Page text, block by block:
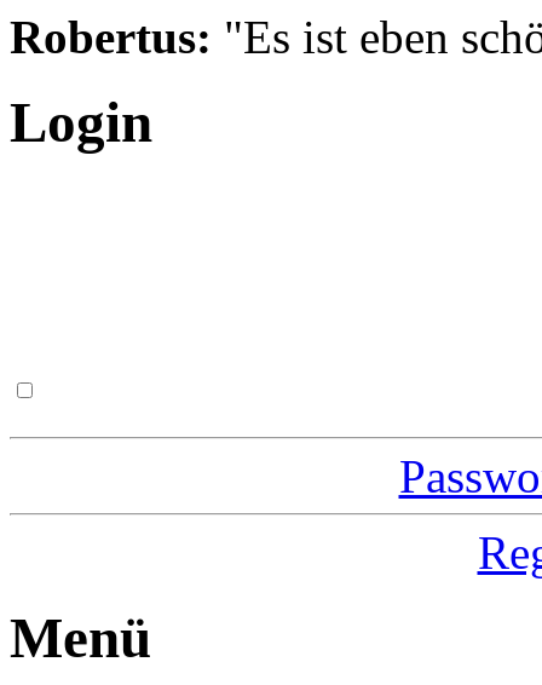
Robertus: "Es ist eben
Login
Menü